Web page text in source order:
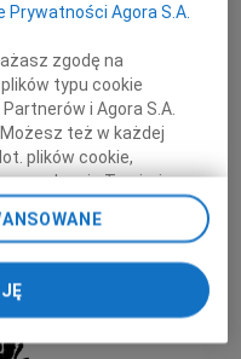
Taty
składają
Burmistrz i Zarząd
Prywatności Agora S.A.
zgodę na
typu cookie
i Agora S.A.
też w każdej
plików cookie,
zarządzania Twoimi
poprzez
w stopce serwisu i
jest także za
możemy